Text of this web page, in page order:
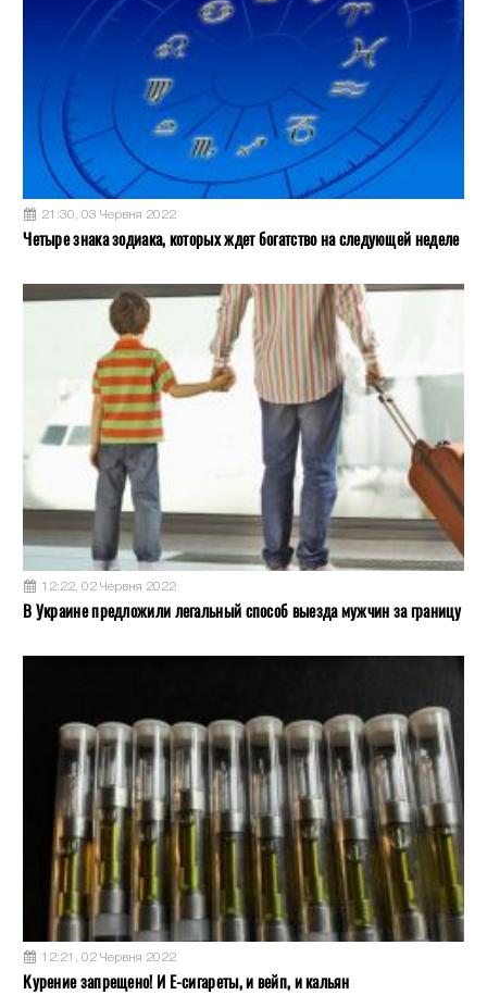
21:30, 03 Червня 2022
Четыре знака зодиака, которых ждет богатство на следующей неделе
12:22, 02 Червня 2022
В Украине предложили легальный способ выезда мужчин за границу
12:21, 02 Червня 2022
Курение запрещено! И Е-сигареты, и вейп, и кальян